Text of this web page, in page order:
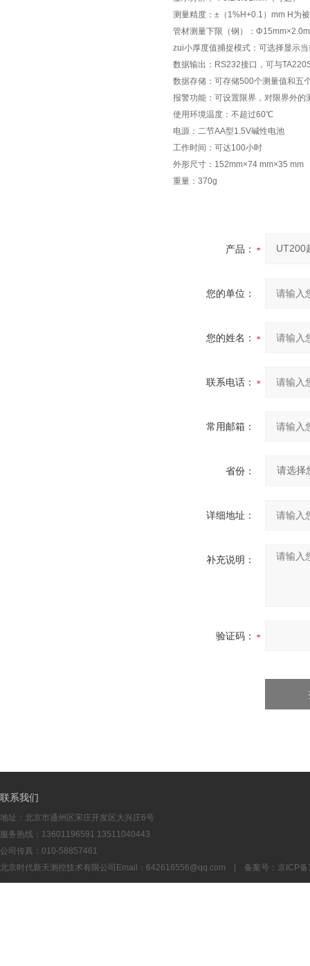
测量精度：±（1%H+0.1）mm H
管材测量下限（钢）：
zui小厚度值捕捉模式：可选择显
数据输出：RS232接口，可与
数据存储：可存储500个测量值
报警功能：可设置限界，对限界
使用环境温度：不超过60℃
电源：二节AA型1.5V碱性电池
工作时间：可达100小时
外形尺寸：152mm×74 mm×35
重量：370g
产品：
您的单位：
您的姓名：
联系电话：
常用邮箱：
省份：
详细地址：
补充说明：
验证码：
联系我们
地址：北京市通州区宋庄开发区大兴庄6号
服务热线：13601196591 13511040443
公司传真：010-58857461
北京时代新天测控技术有限公司Email： 642616556@qq.com | 备案号： 京ICP